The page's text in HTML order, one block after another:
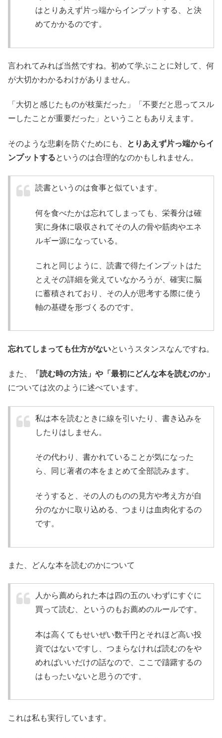
はとりあえず片っ端からインプットする、と決
めてかかるのです。
言われてみれば当然ですね。初めて学ぶことに対して、何
が大切かわかるわけがありません。
「大切と感じたものが枝葉だった」「不要だと思ってスル
ーしたことが重要だった」ということもありえます。
そのような悲劇を防ぐためにも、
とりあえず片っ端からイ
ンプットするというのは合理的なのかもしれません。
読書というのは食事と似ています。
何を食べたかは忘れてしまっても、栄養分は確
実に身体に吸収されてその人の骨や筋肉やエネ
ルギー源になっている。
これと同じように、読書で得たインプットはた
とえその詳細を覚えていなかろうが、確実に脳
に蓄積されており、その人が思考する際に使う
軸の基礎を形づくるのです。
忘れてしまっても仕方がないというスタンスなんですね。
また、
「読む時の方法」や「最初にどんな本を読むのか」
については次のように述べています。
私は本を読むときに線を引いたり、書き込みを
したりはしません。
その代わり、書かれていることが気になった
ら、同じ著者の本をまとめて全部読みます。
そうすると、その人のものの見方や考え方が自
分のなかに取り込める、つまりは血肉化するの
です。
また、どんな本を読むのかについて
人から薦められた本は四の五のいわずにすぐに
買って読む、というのもお薦めのルールです。
本は高くてもせいぜい数千円とそれほど高い投
資ではないですし、つまらなければ読むのをや
めればいいだけの話なので、ここで躊躇するの
はもったいないと思うのです。
これは私も実行しています。